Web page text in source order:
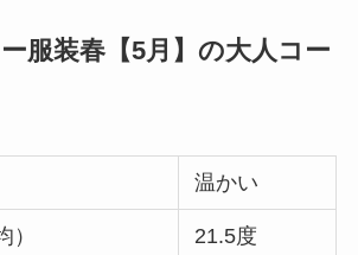
服装春【5月】の大人コー
温かい
） 21.5度